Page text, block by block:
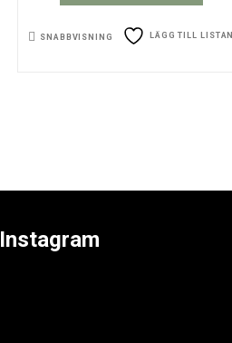
SNABBVISNING LÄGG TILL LISTAN
Instagram